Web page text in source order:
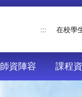
::: 在校學
師資陣容 課程